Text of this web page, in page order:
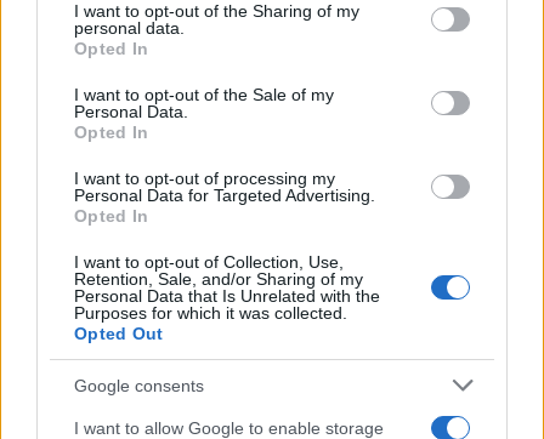
not limited to your visit or usage behaviour. You may click to
grant or deny consent to Google and its third-party tags to
use your data for below specified purposes in below Google
consent section.
I want to opt-out of the Sharing of my
personal data.
Opted In
I want to opt-out of the Sale of my
Personal Data.
Opted In
I want to opt-out of processing my
Personal Data for Targeted Advertising.
Opted In
I want to opt-out of Collection, Use,
Retention, Sale, and/or Sharing of my
Personal Data that Is Unrelated with the
Purposes for which it was collected.
Opted Out
Google consents
I want to allow Google to enable storage